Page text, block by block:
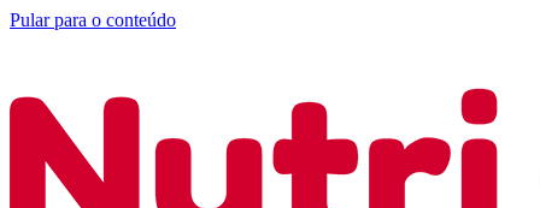
Pular para o conteúdo